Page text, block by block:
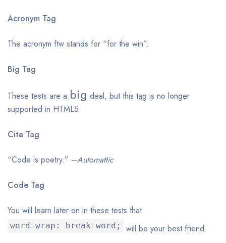
Acronym Tag
The acronym ftw stands for “for the win”.
Big Tag
These tests are a big deal, but this tag is no longer
supported in HTML5.
Cite Tag
“Code is poetry.” –Automattic
Code Tag
You will learn later on in these tests that
word-wrap: break-word; will be your best friend.